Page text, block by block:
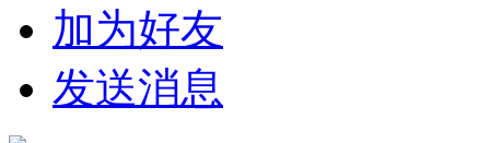
加为好友
发送消息